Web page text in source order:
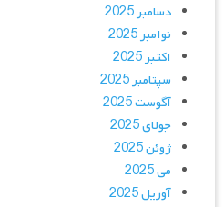
دسامبر 2025
نوامبر 2025
اکتبر 2025
سپتامبر 2025
آگوست 2025
جولای 2025
ژوئن 2025
می 2025
آوریل 2025